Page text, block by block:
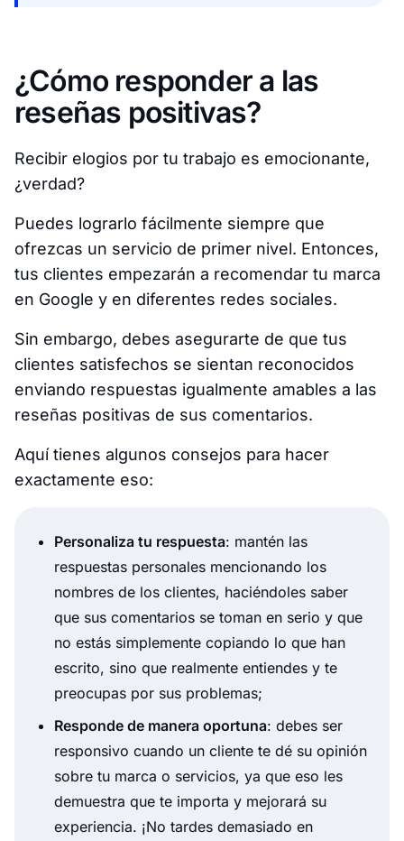
¿Cómo responder a las
reseñas positivas?
Recibir elogios por tu trabajo es emocionante,
¿verdad?
Puedes lograrlo fácilmente siempre que
ofrezcas un servicio de primer nivel. Entonces,
tus clientes empezarán a recomendar tu marca
en Google y en diferentes redes sociales.
Sin embargo, debes asegurarte de que tus
clientes satisfechos se sientan reconocidos
enviando respuestas igualmente amables a las
reseñas positivas de sus comentarios.
Aquí tienes algunos consejos para hacer
exactamente eso:
Personaliza tu respuesta: mantén las
respuestas personales mencionando los
nombres de los clientes, haciéndoles saber
que sus comentarios se toman en serio y que
no estás simplemente copiando lo que han
escrito, sino que realmente entiendes y te
preocupas por sus problemas;
Responde de manera oportuna: debes ser
responsivo cuando un cliente te dé su opinión
sobre tu marca o servicios, ya que eso les
demuestra que te importa y mejorará su
experiencia. ¡No tardes demasiado en